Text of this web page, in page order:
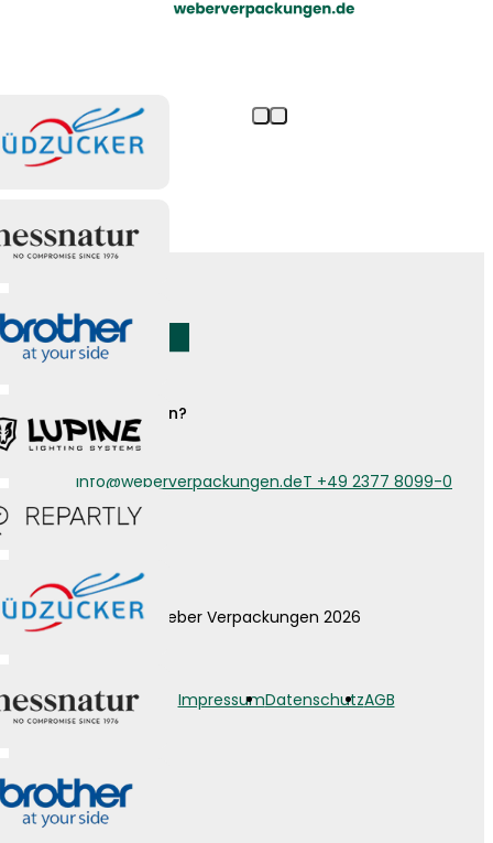
Noch Fragen?
info@weberverpackungen.deT +49 2377 8099-0
© Weber Verpackungen 2026
ImpressumDatenschutzAGB